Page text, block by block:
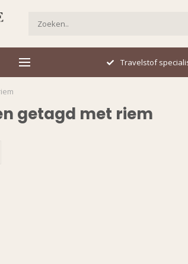
Travelstof
getagd met riem